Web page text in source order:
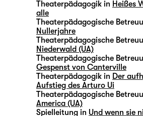
Theaterpädagogik in Heißes
alle
Theaterpädagogische
Nullerjahre
Theaterpädagogische
Niederwald (UA)
Theaterpädagogische
Gespenst von Canterville
Theaterpädagogik in Der
Aufstieg des Arturo Ui
Theaterpädagogische
America (UA)
Spielleitung in Und wenn sie